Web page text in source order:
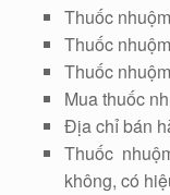
Thuốc
Thuốc
Thuốc
Mua thuốc
Địa chỉ bán
Thuốc
không, có